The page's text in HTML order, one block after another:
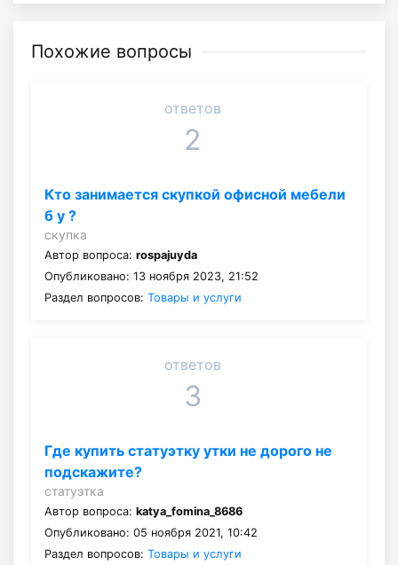
Похожие вопросы
ответов
2
Кто занимается скупкой офисной мебели
б у ?
скупка
Автор вопроса: rospajuyda
Опубликовано: 13 ноября 2023, 21:52
Раздел вопросов: Товары и услуги
ответов
3
Где купить статуэтку утки не дорого не
подскажите?
статуэтка
Автор вопроса: katya_fomina_8686
Опубликовано: 05 ноября 2021, 10:42
Раздел вопросов: Товары и услуги